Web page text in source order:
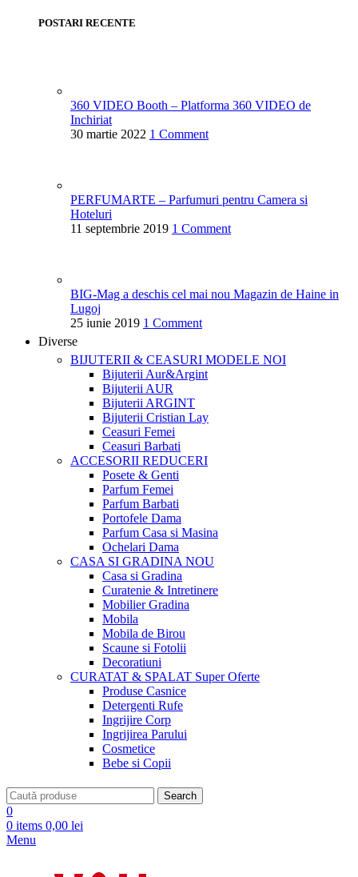
POSTARI RECENTE
360 VIDEO Booth – Platforma 360 VIDEO de
Inchiriat
30 martie 2022 1 Comment
PERFUMARTE – Parfumuri pentru Camera si
Hoteluri
11 septembrie 2019 1 Comment
BIG-Mag a deschis cel mai nou Magazin de Haine in
Lugoj
25 iunie 2019 1 Comment
Diverse
BIJUTERII & CEASURI MODELE NOI
Bijuterii Aur&Argint
Bijuterii AUR
Bijuterii ARGINT
Bijuterii Cristian Lay
Ceasuri Femei
Ceasuri Barbati
ACCESORII REDUCERI
Posete & Genti
Parfum Femei
Parfum Barbati
Portofele Dama
Parfum Casa si Masina
Ochelari Dama
CASA SI GRADINANOU
Casa si Gradina
Curatenie & Intretinere
Mobilier Gradina
Mobila
Mobila de Birou
Scaune si Fotolii
Decoratiuni
CURATAT & SPALAT Super Oferte
Produse Casnice
Detergenti Rufe
Ingrijire Corp
Ingrijirea Parului
Cosmetice
Bebe si Copii
Search
0
0 items 0,00 lei
Menu